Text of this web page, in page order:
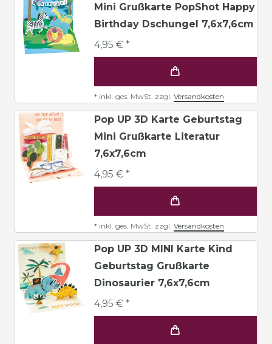
Mini Grußkarte PopShot Happy
Birthday Dschungel 7,6x7,6cm
4,95 € *
* inkl. ges. MwSt. zzgl. Versandkosten
Pop UP 3D Karte Geburtstag
Mini Grußkarte Literatur
7,6x7,6cm
4,95 € *
* inkl. ges. MwSt. zzgl. Versandkosten
Pop UP 3D MINI Karte Kind
Geburtstag Grußkarte
Dinosaurier 7,6x7,6cm
4,95 € *